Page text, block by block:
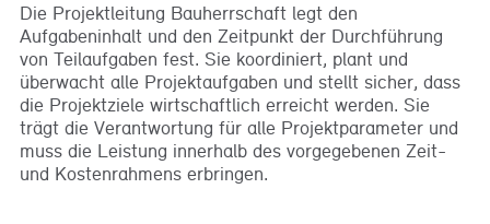
Die Projektleitung Bauherrschaft legt den
Aufgabeninhalt und den Zeitpunkt der Durchführung
von Teilaufgaben fest. Sie koordiniert, plant und
überwacht alle Projektaufgaben und stellt sicher, dass
die Projektziele wirtschaftlich erreicht werden. Sie
trägt die Verantwortung für alle Projektparameter und
muss die Leistung innerhalb des vorgegebenen Zeit-
und Kostenrahmens erbringen.